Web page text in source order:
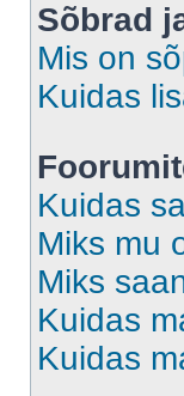
Sõbrad
Mis on
Kuidas
Kuidas
Miks mu
Miks
Kuidas
Kuidas